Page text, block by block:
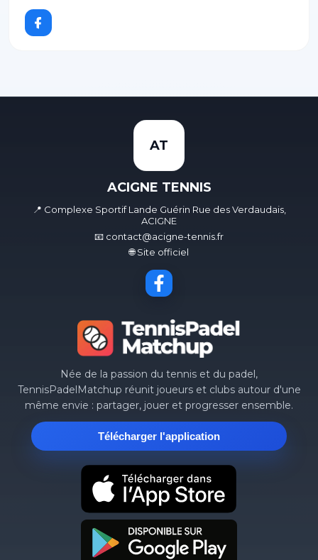
AT
ACIGNE TENNIS
📍 Complexe Sportif Lande Guérin Rue des Verdaudais,
ACIGNE
📧 contact@acigne-tennis.fr
🌐 Site officiel
Née de la passion du tennis et du padel,
TennisPadelMatchup réunit joueurs et clubs autour d'une
même envie : partager, jouer et progresser ensemble.
Télécharger l'application